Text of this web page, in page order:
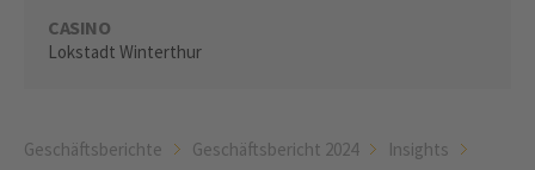
CASINO
Lokstadt Winterthur
Geschäftsberichte Geschäftsbericht 2024
Insights